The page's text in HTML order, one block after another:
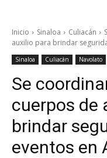
Inicio Sinaloa Culiacán
auxilio para brindar
Sinaloa Culiacán Navolato
Se
cuerpos de
brindar
eventos en